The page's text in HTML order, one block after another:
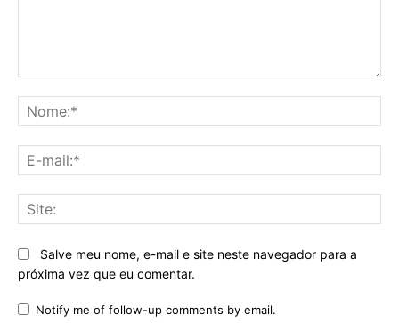
Salve meu nome, e-mail e site neste navegador para a
próxima vez que eu comentar.
Notify me of follow-up comments by email.